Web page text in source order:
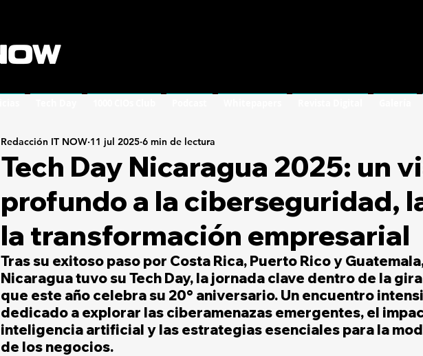
Tech Day Nicaragua 2025: un
profundo a la ciberseguridad,
la transformación empresarial
Redacción IT NOW 11 jul 2025 6 min de lectura
Tras su exitoso paso por Costa Rica, Puerto Rico y
Nicaragua tuvo su Tech Day, la jornada clave dentro de la
que este año celebra su 20° aniversario. Un encuentro
dedicado a explorar las ciberamenazas emergentes, el
inteligencia artificial y las estrategias esenciales para la
de los negocios.